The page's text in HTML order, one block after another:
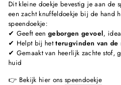
Dit kleine doekje bevestig je aan de
een zacht knuffeldoekje bij de hand
speendoekje:
✔ Geeft eengeborgen gevoel,
✔ Helpt bij hetterugvinden van de
✔ Gemaakt van heerlijk zachte stof,
huid
👉 Bekijk hier onsspeendoekje